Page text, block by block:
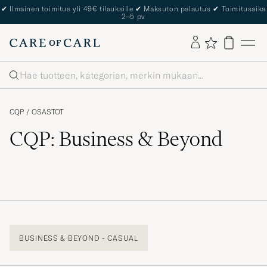
✔ Ilmainen toimitus yli 49€ tilauksille ✔ Maksuton palautus ✔ Toimitusaika
2–5 pv
Haku
CQP / OSASTOT
CQP: Business & Beyond
BUSINESS & BEYOND - CASUAL